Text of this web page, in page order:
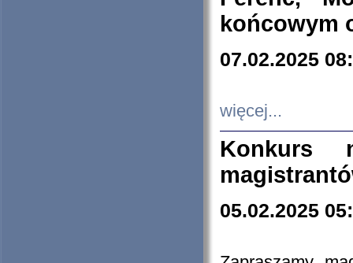
końcowym
07.02.2025
więcej...
Konkurs
05.02.2025